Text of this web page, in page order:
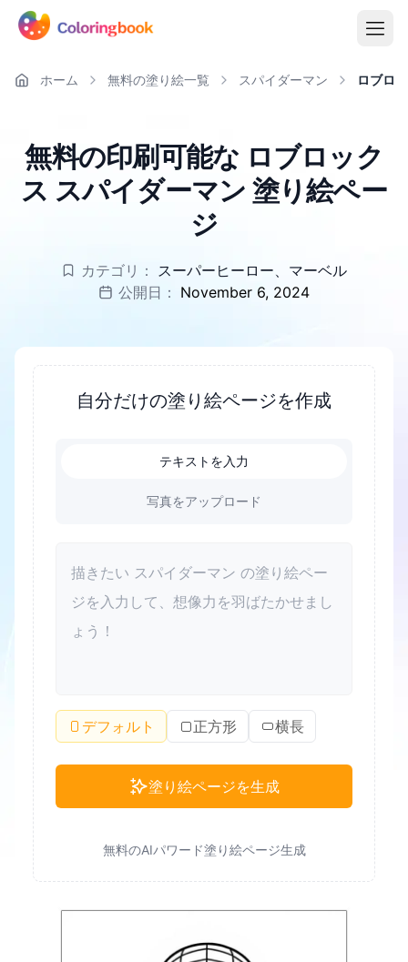
ホーム 無料の塗り絵一覧 スパイダーマン ロブロ
無料の印刷可能な ロブロック
ス スパイダーマン 塗り絵ペー
ジ
カテゴリ： スーパーヒーロー、 マーベル
公開日： November 6, 2024
自分だけの塗り絵ページを作成
テキストを入力
写真をアップロード
デフォルト 正方形 横長
塗り絵ページを生成
無料のAIパワード塗り絵ページ生成